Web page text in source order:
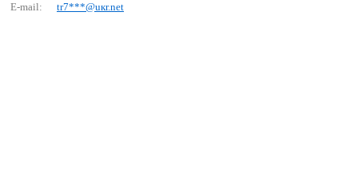
E-mail:
tr7***@uкr.nеt